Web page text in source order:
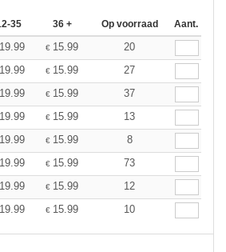
35 36 + Op voorraad Aant.
19.99 € 15.99
20
19.99 € 15.99
27
19.99 € 15.99
37
19.99 € 15.99
13
19.99 € 15.99
8
19.99 € 15.99
73
19.99 € 15.99
12
19.99 € 15.99 10